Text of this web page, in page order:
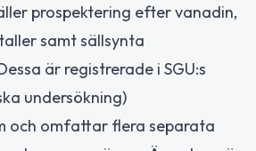
prospektering efter vanadin,
samt sällsynta
är registrerade i SGU:s
undersökning)
och omfattar flera separata